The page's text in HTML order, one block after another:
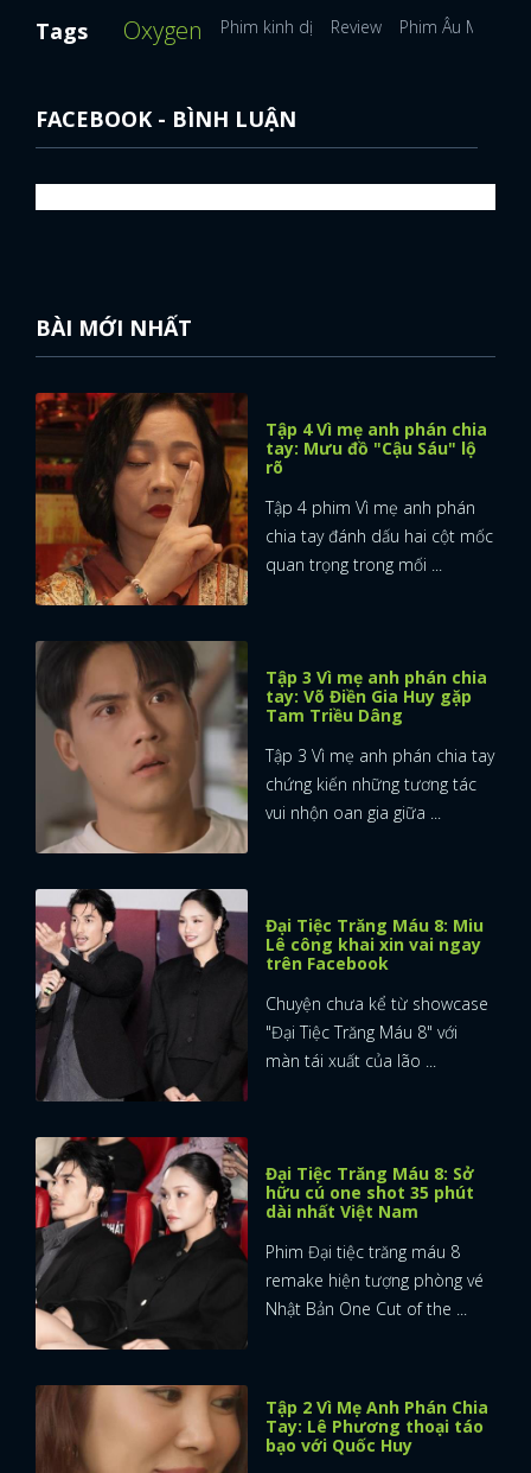
Tags Oxygen Phim kinh dị Review Phim Âu Mỹ
FACEBOOK - BÌNH LUẬN
BÀI MỚI NHẤT
Tập 4 Vì mẹ anh phán chia
tay: Mưu đồ "Cậu Sáu" lộ
rõ
Tập 4 phim Vì mẹ anh phán
chia tay đánh dấu hai cột mốc
quan trọng trong mối ...
Tập 3 Vì mẹ anh phán chia
tay: Võ Điền Gia Huy gặp
Tam Triều Dâng
Tập 3 Vì mẹ anh phán chia tay
chứng kiến những tương tác
vui nhộn oan gia giữa ...
Đại Tiệc Trăng Máu 8: Miu
Lê công khai xin vai ngay
trên Facebook
Chuyện chưa kể từ showcase
"Đại Tiệc Trăng Máu 8" với
màn tái xuất của lão ...
Đại Tiệc Trăng Máu 8: Sở
hữu cú one shot 35 phút
dài nhất Việt Nam
Phim Đại tiệc trăng máu 8
remake hiện tượng phòng vé
Nhật Bản One Cut of the ...
Tập 2 Vì Mẹ Anh Phán Chia
Tay: Lê Phương thoại táo
bạo với Quốc Huy